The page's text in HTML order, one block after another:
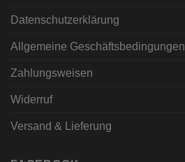
Datenschutzerklärung
Allgemeine Geschäftsbedingungen
Zahlungsweisen
Widerruf
Versand & Lieferung